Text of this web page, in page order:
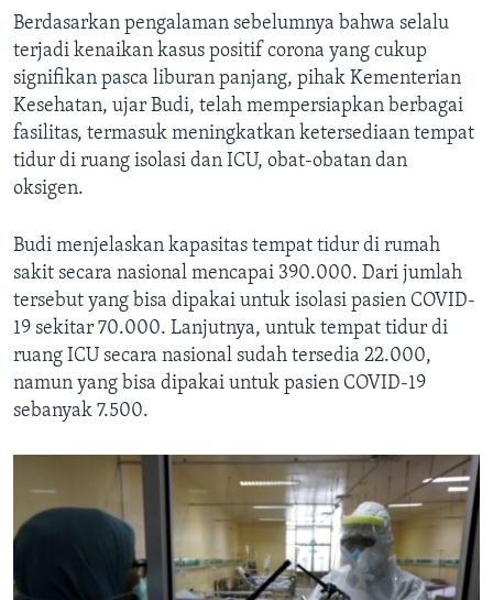
Berdasarkan pengalaman sebelumnya bahwa selalu
terjadi kenaikan kasus positif corona yang cukup
signifikan pasca liburan panjang, pihak Kementerian
Kesehatan, ujar Budi, telah mempersiapkan berbagai
fasilitas, termasuk meningkatkan ketersediaan tempat
tidur di ruang isolasi dan ICU, obat-obatan dan
oksigen.
Budi menjelaskan kapasitas tempat tidur di rumah
sakit secara nasional mencapai 390.000. Dari jumlah
tersebut yang bisa dipakai untuk isolasi pasien COVID-
19 sekitar 70.000. Lanjutnya, untuk tempat tidur di
ruang ICU secara nasional sudah tersedia 22.000,
namun yang bisa dipakai untuk pasien COVID-19
sebanyak 7.500.